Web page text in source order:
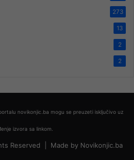
273
13
2
2
novikonjic.ba mogu se preuzeti isključivo uz
izvora sa linkom.
Reserved | Made by Novikonjic.ba